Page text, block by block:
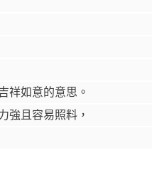
祥如意的意思。
強且容易照料，